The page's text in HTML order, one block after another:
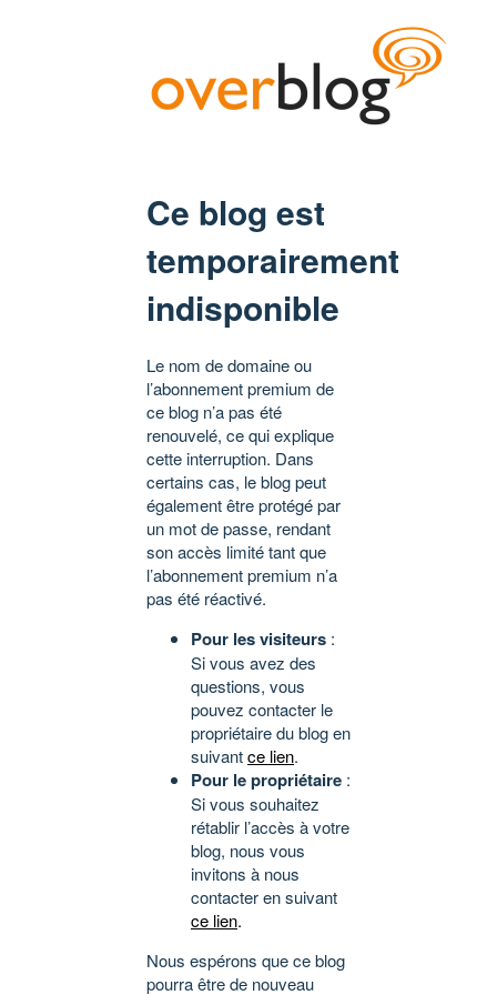
Ce blog est
temporairement
indisponible
Le nom de domaine ou
l’abonnement premium de
ce blog n’a pas été
renouvelé, ce qui explique
cette interruption. Dans
certains cas, le blog peut
également être protégé par
un mot de passe, rendant
son accès limité tant que
l’abonnement premium n’a
pas été réactivé.
Pour les visiteurs :
Si vous avez des
questions, vous
pouvez contacter le
propriétaire du blog en
suivantce lien.
Pour le propriétaire :
Si vous souhaitez
rétablir l’accès à votre
blog, nous vous
invitons à nous
contacter en suivant
ce lien.
Nous espérons que ce blog
pourra être de nouveau